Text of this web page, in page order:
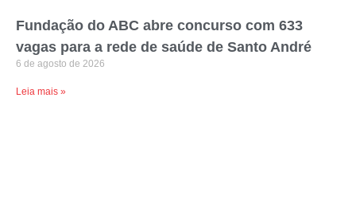
Fundação do ABC abre concurso com 633
vagas para a rede de saúde de Santo André
6 de agosto de 2026
Leia mais »